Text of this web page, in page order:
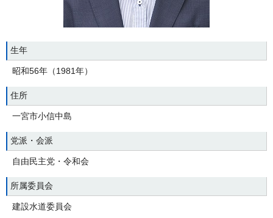
生年
昭和56年（1981年）
住所
一宮市小信中島
党派・会派
自由民主党・令和会
所属委員会
建設水道委員会